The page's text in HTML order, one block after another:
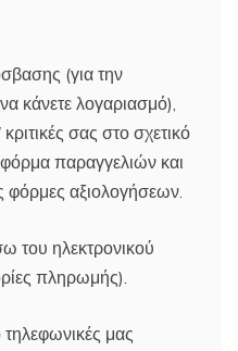
(για την
κάνετε λογαριασμό),
σας στο σχετικό
παραγγελιών και
φόρμες αξιολογήσεων.
του ηλεκτρονικού
πληρωμής).
μας